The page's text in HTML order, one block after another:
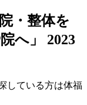
・整体を
へ」
2023